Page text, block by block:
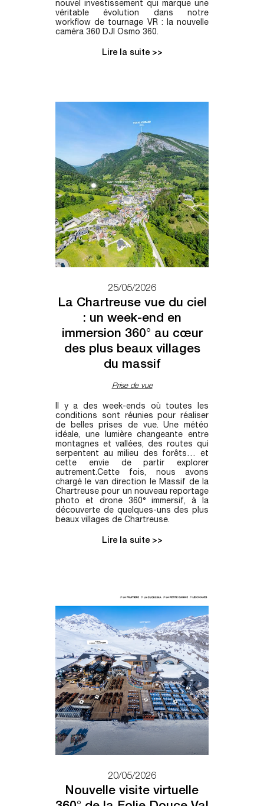
nouvel investissement qui marque une
véritable évolution dans notre
workflow de tournage VR : la nouvelle
caméra 360 DJI Osmo 360.
Lire la suite >>
25/05/2026
La Chartreuse vue du ciel
: un week-end en
immersion 360° au cœur
des plus beaux villages
du massif
Prise de vue
Il y a des week-ends où toutes les
conditions sont réunies pour réaliser
de belles prises de vue. Une météo
idéale, une lumière changeante entre
montagnes et vallées, des routes qui
serpentent au milieu des forêts… et
cette envie de partir explorer
autrement.Cette fois, nous avons
chargé le van direction le Massif de la
Chartreuse pour un nouveau reportage
photo et drone 360° immersif, à la
découverte de quelques-uns des plus
beaux villages de Chartreuse.
Lire la suite >>
20/05/2026
Nouvelle visite virtuelle